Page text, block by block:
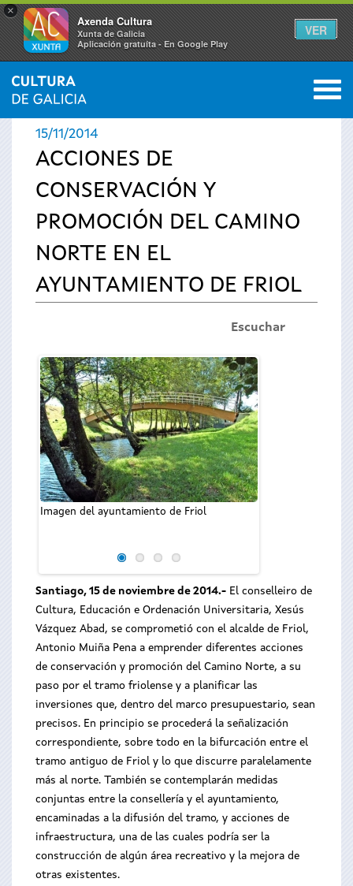
×
Axenda Cultura
Xunta de Galicia
Aplicación gratuíta - En Google Play
VER
Se
encuentra
usted
aquí
INICIO › ACTUALIDAD 0
15/11/2014
ACCIONES DE
CONSERVACIÓN Y
PROMOCIÓN DEL CAMINO
NORTE EN EL
AYUNTAMIENTO DE FRIOL
Escuchar
Imagen del ayuntamiento de Friol
Santiago, 15 de noviembre de 2014.- El conselleiro de
Cultura, Educación e Ordenación Universitaria, Xesús
Vázquez Abad, se comprometió con el alcalde de Friol,
Antonio Muiña Pena a emprender diferentes acciones
de conservación y promoción del Camino Norte, a su
paso por el tramo friolense y a planificar las
inversiones que, dentro del marco presupuestario, sean
precisos. En principio se procederá la señalización
correspondiente, sobre todo en la bifurcación entre el
tramo antiguo de Friol y lo que discurre paralelamente
más al norte. También se contemplarán medidas
conjuntas entre la consellería y el ayuntamiento,
encaminadas a la difusión del tramo, y acciones de
infraestructura, una de las cuales podría ser la
construcción de algún área recreativo y la mejora de
otras existentes.